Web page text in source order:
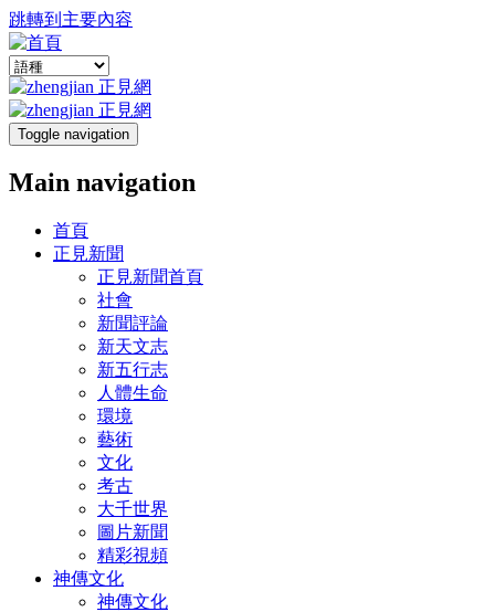
跳轉到主要內容
Toggle navigation
Main navigation
首頁
正見新聞
正見新聞首頁
社會
新聞評論
新天文志
新五行志
人體生命
環境
藝術
文化
考古
大千世界
圖片新聞
精彩視頻
神傳文化
神傳文化